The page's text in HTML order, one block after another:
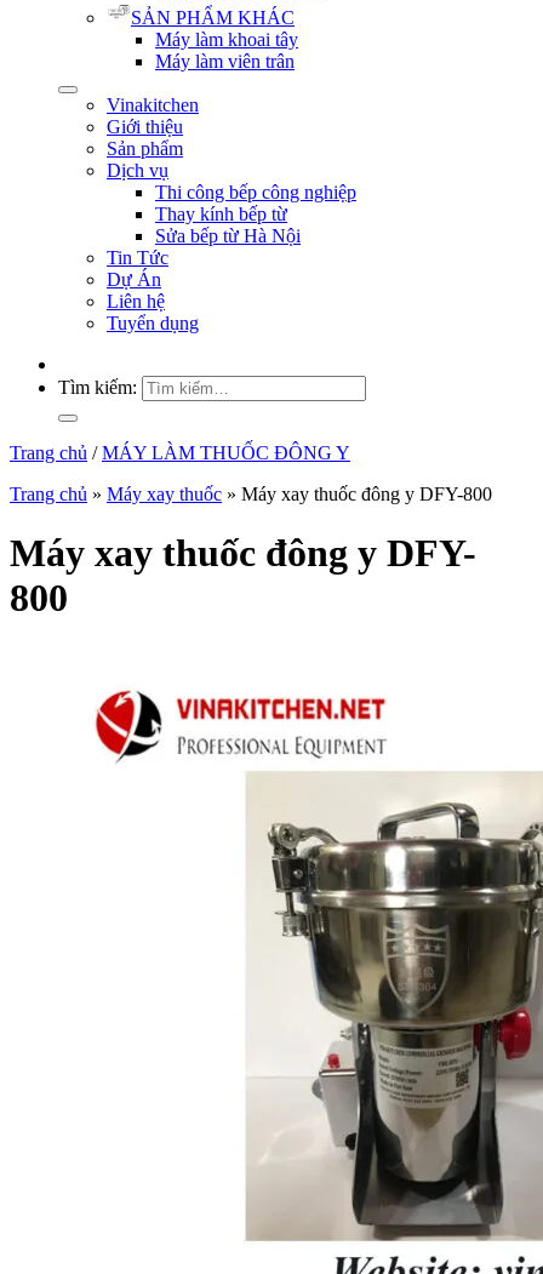
SẢN PHẨM KHÁC
Máy làm khoai tây
Máy làm viên trân
Vinakitchen
Giới thiệu
Sản phẩm
Dịch vụ
Thi công bếp công nghiệp
Thay kính bếp từ
Sửa bếp từ Hà Nội
Tin Tức
Dự Án
Liên hệ
Tuyển dụng
Tìm kiếm:
Trang chủ / MÁY LÀM THUỐC ĐÔNG Y
Trang chủ » Máy xay thuốc » Máy xay thuốc đông y DFY-800
Máy xay thuốc đông y DFY-
800